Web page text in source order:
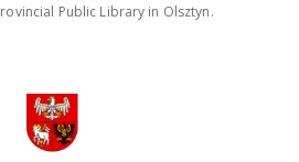
Public Library in Olsztyn.